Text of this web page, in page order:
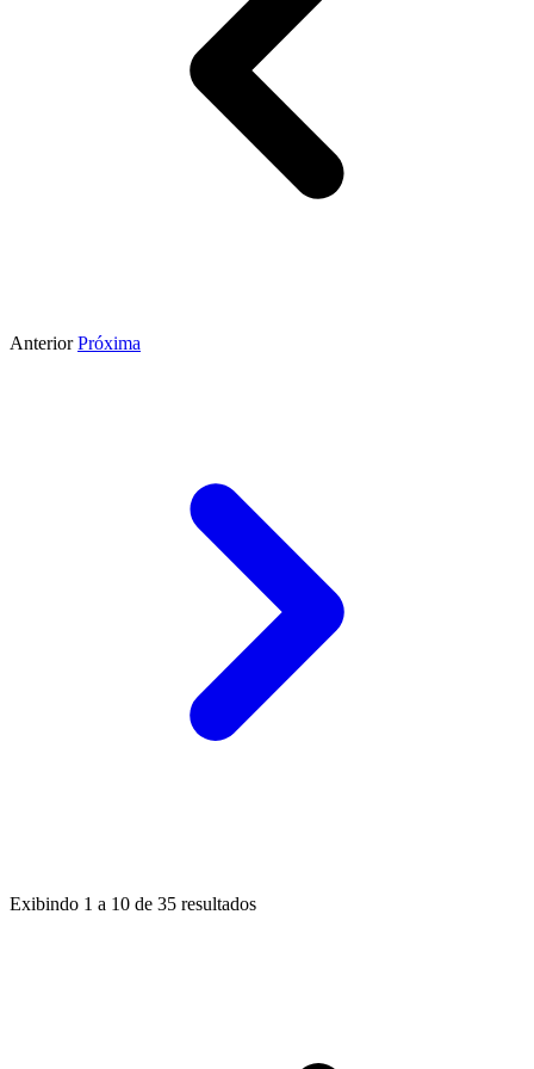
AnteriorPróxima
Exibindo 1 a 10 de 35 resultados